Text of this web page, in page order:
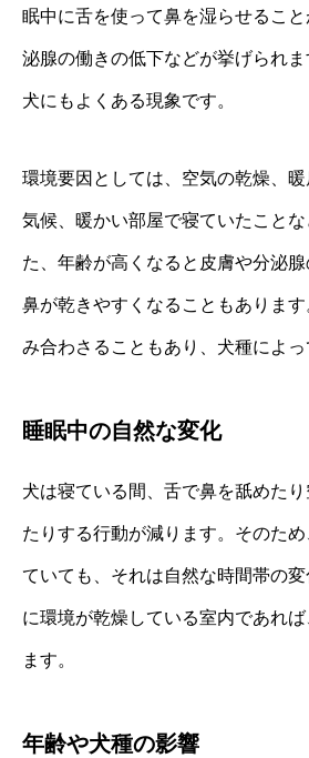
眠中に舌を使って鼻を湿らせるこ
泌腺の働きの低下などが挙げられ
犬にもよくある現象です。
環境要因としては、空気の乾燥、
気候、暖かい部屋で寝ていたこと
た、年齢が高くなると皮膚や分泌腺
鼻が乾きやすくなることもありま
み合わさることもあり、犬種によっ
睡眠中の自然な変化
犬は寝ている間、舌で鼻を舐めた
たりする行動が減ります。そのた
ていても、それは自然な時間帯の
に環境が乾燥している室内であれ
ます。
年齢や犬種の影響